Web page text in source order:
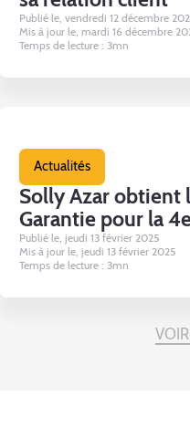
Publié le, vendredi 12 décembre
Mis à jour le, mardi 16 décembre
Temps de lecture : 3mn
Actualités
Solly Azar obtient
Garantie pour la
Publié le, jeudi 13 février 2025
Mis à jour le, jeudi 13 février 2025
Temps de lecture : 3mn